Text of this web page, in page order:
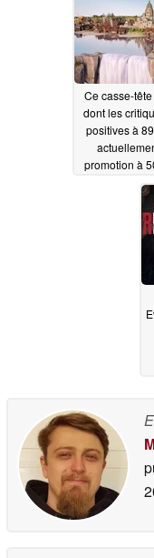
Ce casse-
dont les
positives à
promotion à
06/